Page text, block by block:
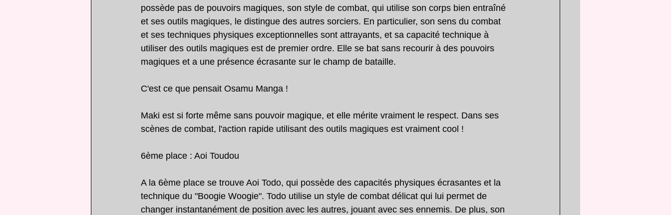
possède pas de pouvoirs magiques, son style de combat, qui utilise son corps bien entraîné
et ses outils magiques, le distingue des autres sorciers. En particulier, son sens du combat
et ses techniques physiques exceptionnelles sont attrayants, et sa capacité technique à
utiliser des outils magiques est de premier ordre. Elle se bat sans recourir à des pouvoirs
magiques et a une présence écrasante sur le champ de bataille.
C'est ce que pensait Osamu Manga !
Maki est si forte même sans pouvoir magique, et elle mérite vraiment le respect. Dans ses
scènes de combat, l'action rapide utilisant des outils magiques est vraiment cool !
6ème place : Aoi Toudou
A la 6ème place se trouve Aoi Todo, qui possède des capacités physiques écrasantes et la
technique du "Boogie Woogie". Todo utilise un style de combat délicat qui lui permet de
changer instantanément de position avec les autres, jouant avec ses ennemis. De plus, son